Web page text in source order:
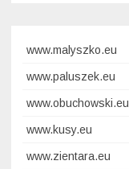
www.malyszko.eu
www.paluszek.eu
www.obuchowski.eu
www.kusy.eu
www.zientara.eu